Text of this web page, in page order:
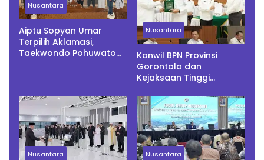
Nusantara
Aiptu Sopyan Umar
Terpilih Aklamasi,
Taekwondo Pohuwato
Nusantara
Kanwil BPN Provinsi
Gorontalo dan
Kejaksaan Tinggi
Sinergi Melalui
Penandatanganan
Perjanjian Kerja Sama
Nusantara Nusantara